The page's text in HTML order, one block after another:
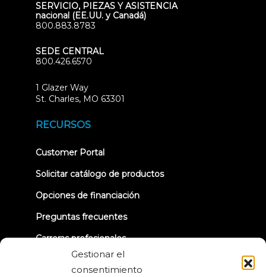
Gestionar el
consentimiento
SERVICIO, PIEZAS Y ASISTENCIA
nacional (EE.UU. y Canadá)
800.883.8783
SEDE CENTRAL
800.426.6570
1 Glazer Way
St. Charles, MO 63301
RECURSOS
Customer Portal(opens
new
Solicitar catálogo de productos
Opciones de financiación
Preguntas frecuentes
Carreras profesionales
TRUE Club de Corredores